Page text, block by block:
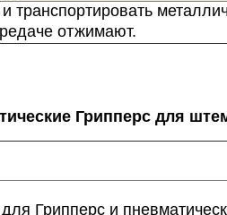
транспортировать
отжимают.
Грипперс для
Грипперс и